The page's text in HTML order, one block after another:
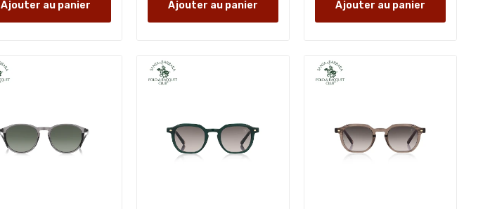
Ajouter au panier Ajouter au panier Ajouter au panier